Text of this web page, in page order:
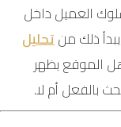
العميل داخل
ذلك منتحليل
الموقع يظهر
بالفعل أم لا.